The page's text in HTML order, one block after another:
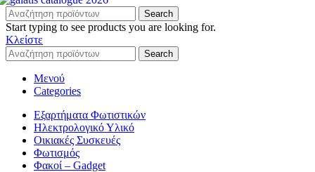
Search
Start typing to see products you are looking for.
Κλείστε
Search
Μενού
Categories
Εξαρτήματα Φωτιστικών
Ηλεκτρολογικό Υλικό
Οικιακές Συσκευές
Φωτισμός
Φακοί – Gadget